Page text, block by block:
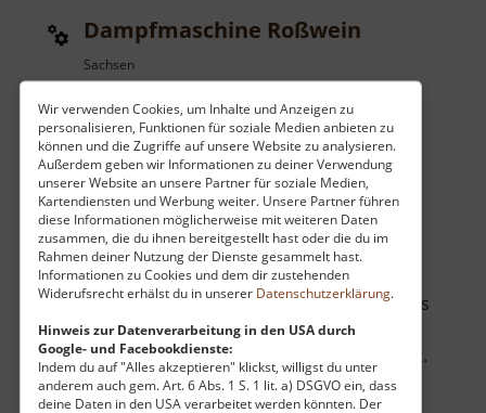
Wir verwenden Cookies, um Inhalte und Anzeigen zu
personalisieren, Funktionen für soziale Medien anbieten zu
können und die Zugriffe auf unsere Website zu analysieren.
Außerdem geben wir Informationen zu deiner Verwendung
unserer Website an unsere Partner für soziale Medien,
Kartendiensten und Werbung weiter. Unsere Partner führen
diese Informationen möglicherweise mit weiteren Daten
zusammen, die du ihnen bereitgestellt hast oder die du im
Rahmen deiner Nutzung der Dienste gesammelt hast.
Informationen zu Cookies und dem dir zustehenden
Widerufsrecht erhälst du in unserer Datenschutzerklärung.
Hinweis zur Datenverarbeitung in den USA durch
Google- und Facebookdienste:
Indem du auf "Alles akzeptieren" klickst, willigst du unter
anderem auch gem. Art. 6 Abs. 1 S. 1 lit. a) DSGVO ein, dass
deine Daten in den USA verarbeitet werden könnten. Der
Dampfmaschine Roßwein
Sachsen
52 km vom aktuellen Standort
In der kleinen sächsischen Stadt Roßwein im
mittelsächsischen Hügelland verbirgt sich ein
technisches Juwel von europäischem Rang, das
die Herzen von Technikbegeisterten und
Geschichtsinteressierten höher schlagen lässt.
In einem historischen Fabrikgebäude an der
Stadtbadstraße erwacht bei Sonderver.. »